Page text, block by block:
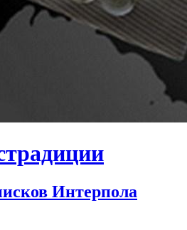
Интерпола